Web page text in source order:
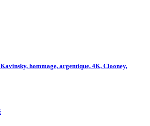
hommage, argentique, 4K, Clooney,